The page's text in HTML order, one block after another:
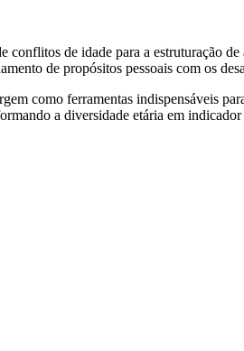
conflitos de idade para a estruturação
de propósitos pessoais com os
como ferramentas indispensáveis
a diversidade etária em